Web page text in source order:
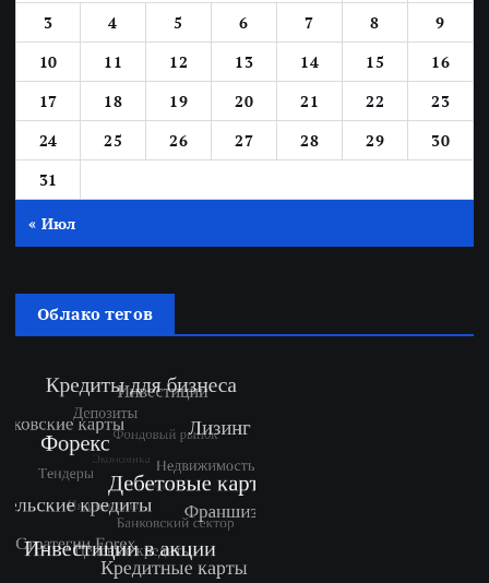
3
4 5 6 7 8
9
10
11 12 13 14 15
16
17
18 19 20 21 22
23
24
25 26 27 28 29
30
31
« Июл
Облако тегов